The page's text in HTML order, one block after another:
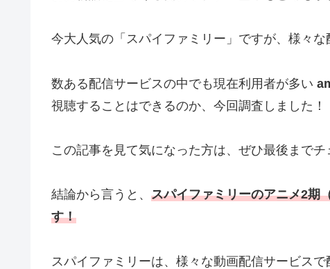
今大人気の「スパイファミリー」ですが、様々
数ある配信サービスの中でも現在利用者が多い
視聴することはできるのか、今回調査しました！
この記事を見て気になった方は、ぜひ最後までチ
結論から言うと、 スパイファミリーのアニメ2期
す！
スパイファミリーは、様々な動画配信サービス